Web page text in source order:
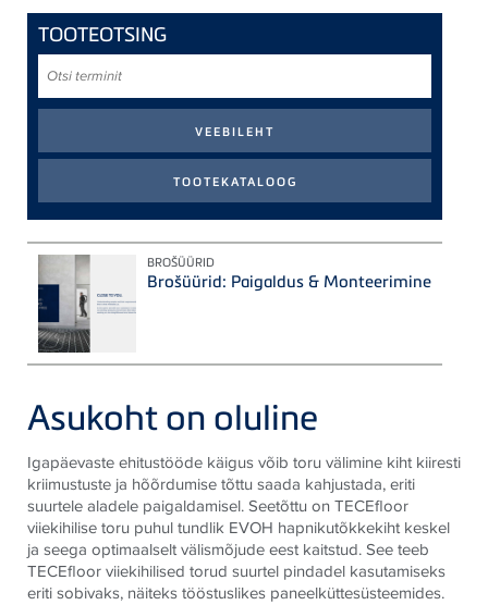
TOOTEOTSING
terminit
BROŠÜÜRID
Brošüürid: Paigaldus & Monteerimine
Asukoht on oluline
Igapäevaste ehitustööde käigus võib toru välimine kiht kiiresti
kriimustuste ja hõõrdumise tõttu saada kahjustada, eriti
suurtele aladele paigaldamisel. Seetõttu on TECEfloor
viiekihilise toru puhul tundlik EVOH hapnikutõkkekiht keskel
ja seega optimaalselt välismõjude eest kaitstud. See teeb
TECEfloor viiekihilised torud suurtel pindadel kasutamiseks
eriti sobivaks, näiteks tööstuslikes paneelküttesüsteemides.